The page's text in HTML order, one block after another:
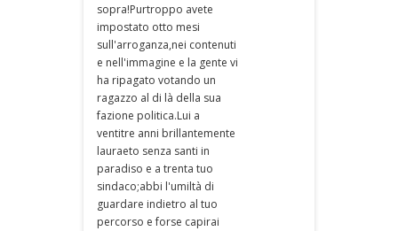
sopra!Purtroppo avete
impostato otto mesi
sull'arroganza,nei contenuti
e nell'immagine e la gente vi
ha ripagato votando un
ragazzo al di là della sua
fazione politica.Lui a
ventitre anni brillantemente
lauraeto senza santi in
paradiso e a trenta tuo
sindaco;abbi l'umiltà di
guardare indietro al tuo
percorso e forse capirai